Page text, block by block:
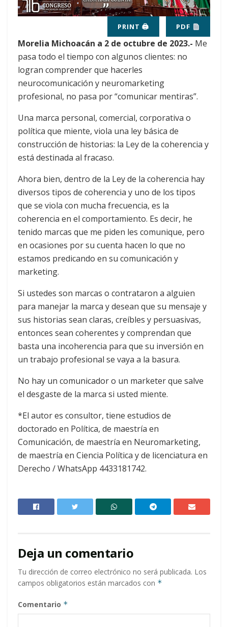
PRINT 🖨 PDF
Morelia Michoacán a 2 de octubre de 2023.- Me
pasa todo el tiempo con algunos clientes: no
logran comprender que hacerles
neurocomunicación y neuromarketing
profesional, no pasa por “comunicar mentiras”.
Una marca personal, comercial, corporativa o
política que miente, viola una ley básica de
construcción de historias: la Ley de la coherencia y
está destinada al fracaso.
Ahora bien, dentro de la Ley de la coherencia hay
diversos tipos de coherencia y uno de los tipos
que se viola con mucha frecuencia, es la
coherencia en el comportamiento. Es decir, he
tenido marcas que me piden les comunique, pero
en ocasiones por su cuenta hacen lo que no
estamos predicando en su comunicación y
marketing.
Si ustedes son marcas o contrataron a alguien
para manejar la marca y desean que su mensaje y
sus historias sean claras, creíbles y persuasivas,
entonces sean coherentes y comprendan que
basta una incoherencia para que su inversión en
un trabajo profesional se vaya a la basura.
No hay un comunicador o un marketer que salve
el desgaste de la marca si usted miente.
*El autor es consultor, tiene estudios de
doctorado en Política, de maestría en
Comunicación, de maestría en Neuromarketing,
de maestría en Ciencia Política y de licenciatura en
Derecho / WhatsApp 4433181742.
Deja un comentario
Tu dirección de correo electrónico no será publicada. Los
campos obligatorios están marcados con *
Comentario *